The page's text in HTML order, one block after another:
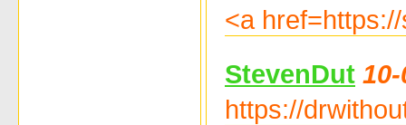
<a
StevenDut
https://